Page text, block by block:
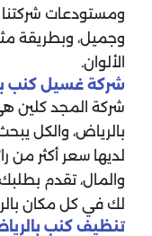
ومستودعات شركتنا
وجميل، وبطريقة
الألوان.
شركة غسيل كنب
شركة المجد كلين
بالرياض، والكل
لديها سعر أكثر من
والمال، تقدم
لك في كل مكان
تنظيف كنب